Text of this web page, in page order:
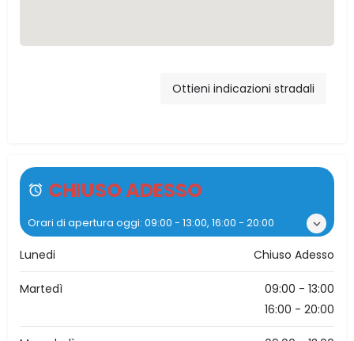
Ottieni indicazioni stradali
CHIUSO ADESSO
Orari di apertura oggi: 09:00 - 13:00, 16:00 - 20:00
Lunedi Chiuso Adesso
Martedì
09:00 - 13:00
16:00 - 20:00